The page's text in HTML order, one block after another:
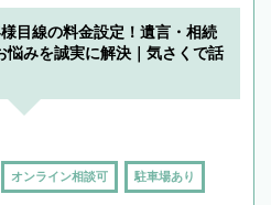
目線の料金設定！遺言・相続
悩みを誠実に解決｜気さくで話
オンライン相談可 駐車場あり